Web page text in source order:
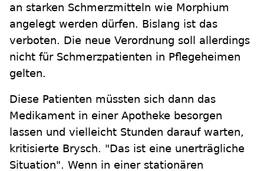
an starken Schmerzmitteln wie Morphium
angelegt werden dürfen. Bislang ist das
verboten. Die neue Verordnung soll allerdings
nicht für Schmerzpatienten in Pflegeheimen
gelten.
Diese Patienten müssten sich dann das
Medikament in einer Apotheke besorgen
lassen und vielleicht Stunden darauf warten,
kritisierte Brysch. "Das ist eine unerträgliche
Situation". Wenn in einer stationären